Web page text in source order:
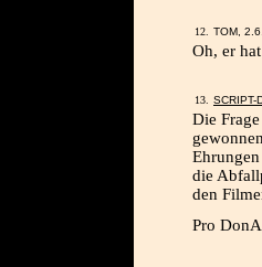
TOM,
Oh, er
SCRIPT-
Die
die
den
Pro